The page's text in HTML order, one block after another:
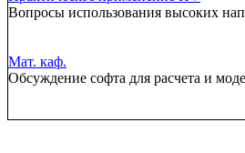
Вопросы использования высоких
Мат. каф.
Обсуждение софта для расчета и